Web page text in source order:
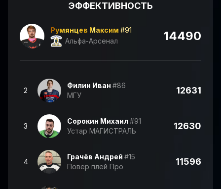
ЭФФЕКТИВНОСТЬ
Румянцев Максим #91
Альфа-Арсенал
14490
2
Филин Иван #86
МГУ
12631
3
Сорокин Михаил #91
Устар МАГИСТРАЛЬ
12630
4
Грачёв Андрей #15
Повер плей Про
11596